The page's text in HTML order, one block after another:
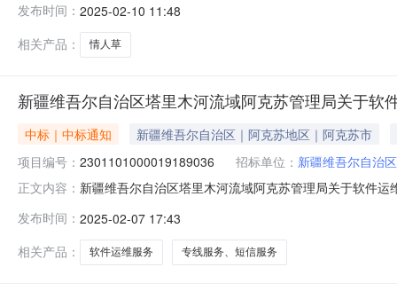
品套件/四件套/多件套无品牌小沫沫夏凉被套
发布时间： 2025-02-10 11:48
相关产品：
情人草
新疆维吾尔自治区塔里木河流域阿克苏管理局关于软
中标｜中标通知
新疆维吾尔自治区｜阿克苏地区｜阿克苏市
项目编号： 2301101000019189036 招标单位： 新疆维吾尔自治
正文内容： 新疆维吾尔自治区塔里木河流域阿克苏管理局关于软件
采购计划文号:采购计划金额（元）:项目所在行政区划编
发布时间： 2025-02-07 17:43
相关产品：
软件运维服务 专线服务、短信服务